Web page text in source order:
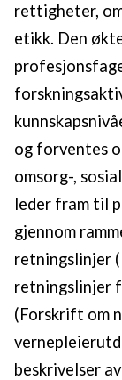
rettigheter,
etikk. Den
og forventes
omsorg-,
leder fram til
gjennom
retningslinjer
retningslinjer
(Forskrift om
beskrivelser